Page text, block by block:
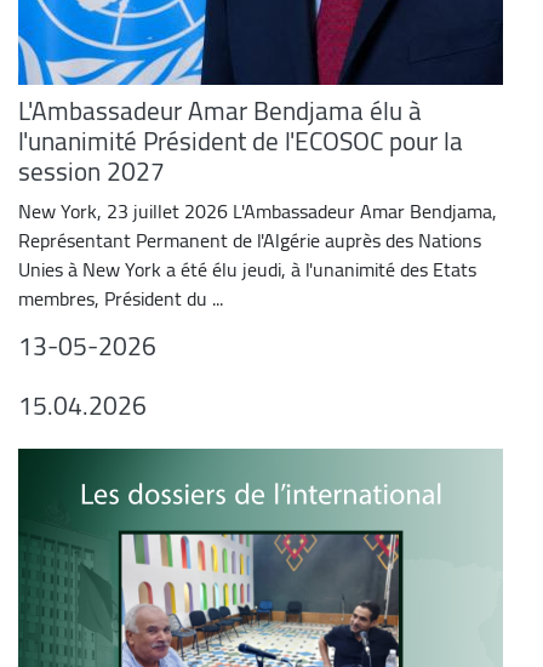
L'Ambassadeur Amar Bendjama élu à
l'unanimité Président de l'ECOSOC pour la
session 2027
New York, 23 juillet 2026 L'Ambassadeur Amar Bendjama,
Représentant Permanent de l'Algérie auprès des Nations
Unies à New York a été élu jeudi, à l'unanimité des Etats
membres, Président du ...
13-05-2026
15.04.2026